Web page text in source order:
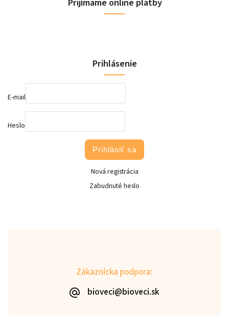
Zákaznícka podpora:
bioveci@bioveci.sk
Prihlásenie
E-mail
Heslo
Prihlásiť sa
Nová registrácia
Zabudnuté heslo